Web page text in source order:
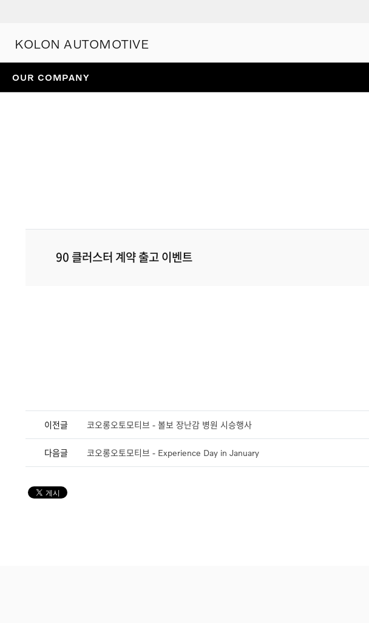
KOLON AUTOMOTIVE
OUR COMPANY
90 클러스터 계약 출고 이벤트
이전글 코오롱오토모티브 - 볼보 장난감 병원 시승행사
다음글 코오롱오토모티브 - Experience Day in January